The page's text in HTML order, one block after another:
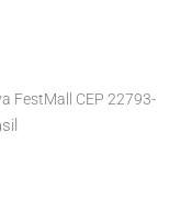
FestMall CEP 22793-